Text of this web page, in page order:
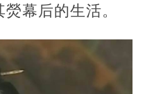
幕后的生活。